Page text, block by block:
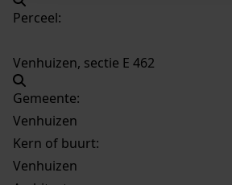
Perceel:
Venhuizen, sectie E 462
Gemeente:
Venhuizen
Kern of buurt:
Venhuizen